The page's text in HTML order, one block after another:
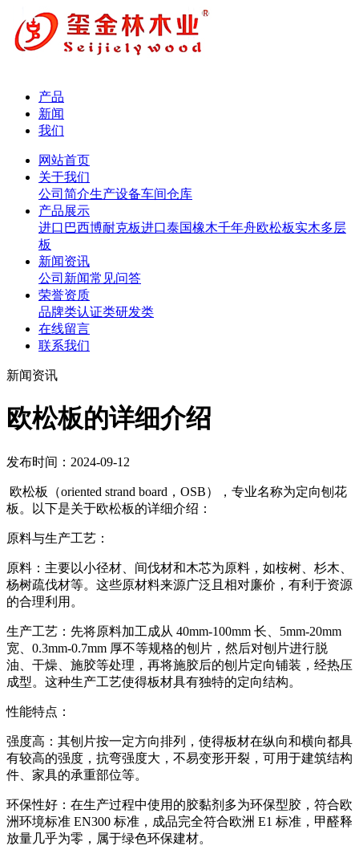
产品
新闻
我们
网站首页
关于我们
公司简介生产设备车间仓库
产品展示
进口巴西博耐克板进口泰国橡木千年舟欧松板实木多层
板
新闻资讯
公司新闻常见问答
荣誉资质
品牌类认证类研发类
在线留言
联系我们
新闻资讯
欧松板的详细介绍
发布时间：2024-09-12
欧松板（oriented strand board，OSB），专业名称为定向刨花
板。以下是关于欧松板的详细介绍：
原料与生产工艺：
原料：主要以小径材、间伐材和木芯为原料，如桉树、杉木、
杨树疏伐材等。这些原材料来源广泛且相对廉价，有利于资源
的合理利用。
生产工艺：先将原料加工成从 40mm-100mm 长、5mm-20mm
宽、0.3mm-0.7mm 厚不等规格的刨片，然后对刨片进行脱
油、干燥、施胶等处理，再将施胶后的刨片定向铺装，经热压
成型。这种生产工艺使得板材具有独特的定向结构。
性能特点：
强度高：其刨片按一定方向排列，使得板材在纵向和横向都具
有较高的强度，抗弯强度大，不易变形开裂，可用于建筑结构
件、家具的承重部位等。
环保性好：在生产过程中使用的胶黏剂多为环保型胶，符合欧
洲环境标准 EN300 标准，成品完全符合欧洲 E1 标准，甲醛释
放量几乎为零，属于绿色环保建材。